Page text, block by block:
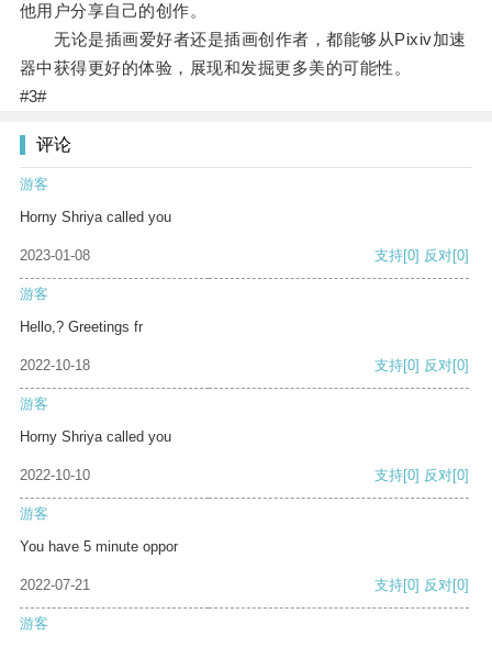
他用户分享自己的创作。
无论是插画爱好者还是插画创作者，都能够从Pixiv加速
器中获得更好的体验，展现和发掘更多美的可能性。
#3#
评论
游客
Horny Shriya called you
2023-01-08 支持[0] 反对[0]
游客
Hello,? Greetings fr
2022-10-18 支持[0] 反对[0]
游客
Horny Shriya called you
2022-10-10 支持[0] 反对[0]
游客
You have 5 minute oppor
2022-07-21 支持[0] 反对[0]
游客